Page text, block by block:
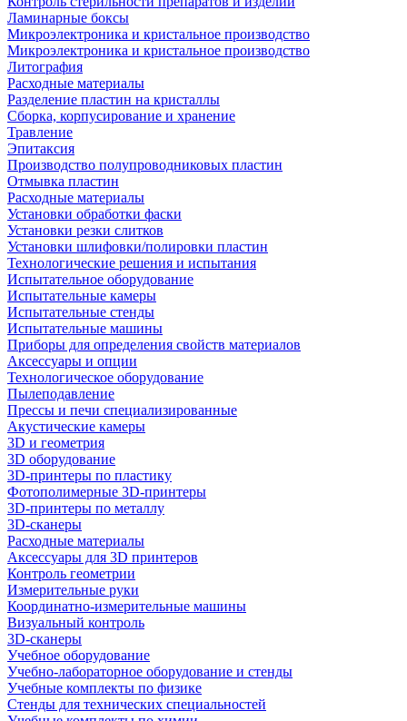
Ламинарные боксы
Микроэлектроника и кристальное производство
Микроэлектроника и кристальное производство
Литография
Расходные материалы
Разделение пластин на кристаллы
Сборка, корпусирование и хранение
Травление
Эпитаксия
Производство полупроводниковых пластин
Отмывка пластин
Расходные материалы
Установки обработки фаски
Установки резки слитков
Установки шлифовки/полировки пластин
Технологические решения и испытания
Испытательное оборудование
Испытательные камеры
Испытательные стенды
Испытательные машины
Приборы для определения свойств материалов
Аксессуары и опции
Технологическое оборудование
Пылеподавление
Прессы и печи специализированные
Акустические камеры
3D и геометрия
3D оборудование
3D-принтеры по пластику
Фотополимерные 3D-принтеры
3D-принтеры по металлу
3D-сканеры
Расходные материалы
Аксессуары для 3D принтеров
Контроль геометрии
Измерительные руки
Координатно-измерительные машины
Визуальный контроль
3D-сканеры
Учебное оборудование
Учебно-лабораторное оборудование и стенды
Учебные комплекты по физике
Стенды для технических специальностей